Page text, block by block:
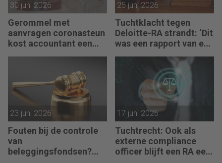
30 juni 2026
Gerommel met
aanvragen coronasteun
kost accountant een
25 juni 2026
Tuchtklacht tegen
Deloitte-RA strandt: ‘Dit
was een rapport van een
23 juni 2026
Fouten bij de controle
van
beleggingsfondsen?
17 juni 2026
Tuchtrecht: Ook als
externe compliance
officer blijft een RA een